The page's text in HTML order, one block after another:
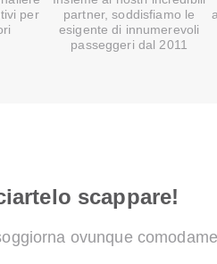
per
partner, soddisfiamo le
esigente di innumerevoli
passeggeri dal 2011
scappare!
ovunque